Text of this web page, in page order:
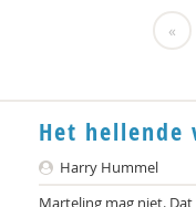
«
Het hellende
Harry Hummel
Marteling mag niet.